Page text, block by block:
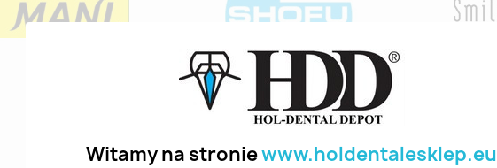
Witamy na stroniewww.holdentalesklep.eu
Shofu